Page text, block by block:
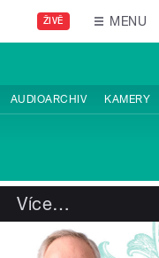
ŽIVĚ MENU
AUDIOARCHIV KAMERY
Více…